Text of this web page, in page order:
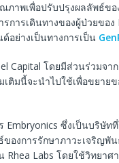
าพเพื่อปรับปรุงผลลัพธ์ขอ
การเดินทางของผู้ป่วยของ
อย่างเป็นทางการเป็น
Capital โดยมีส่วนร่วมจา
เติมนี้จะนำไปใช้เพื่อขยาย
Embryonics ซึ่งเป็นบริษัท
องการรักษาภาวะเจริญพั
Rhea Labs โดยใช้วิทยาศ